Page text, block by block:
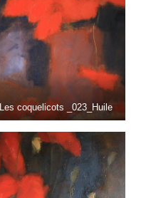
Les coquelicots _023_Huile